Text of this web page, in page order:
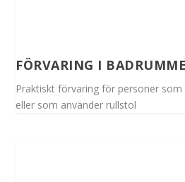
FÖRVARING I
Praktiskt förvaring för personer som
eller som använder rullstol